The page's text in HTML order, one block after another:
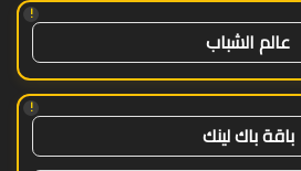
!
عالم الشباب
!
باقة باك لينك